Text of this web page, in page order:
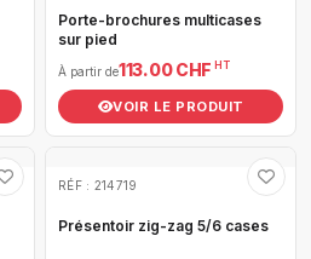
Porte-brochures multicases
sur pied
À partir de113.00 CHF HT
VOIR LE PRODUIT
RÉF : 214719
Présentoir zig-zag 5/6 cases